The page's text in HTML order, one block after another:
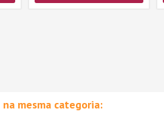
mesma categoria: